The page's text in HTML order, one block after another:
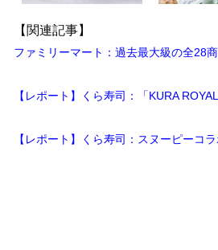
【関連記事】
ファミリーマート：過去最大級の全28
【レポート】くら寿司：「KURA
【レポート】くら寿司：スヌーピー